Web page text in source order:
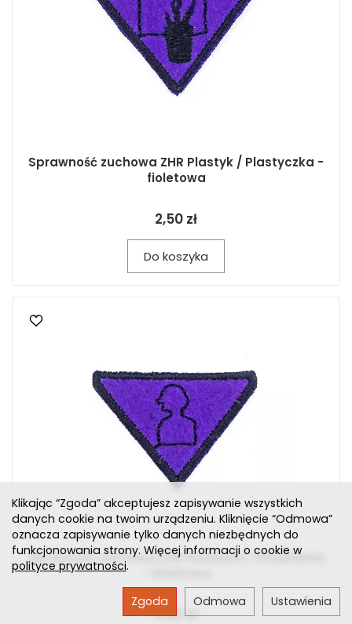
Sprawność zuchowa ZHR Plastyk / Plastyczka -
fioletowa
2,50 zł
Do koszyka
Sprawność zuchowa ZHR Rzeźbiarz / Rzeźbiarka
2,50 zł
Klikając “Zgoda” akceptujesz zapisywanie wszystkich
danych cookie na twoim urządzeniu. Kliknięcie “Odmowa”
oznacza zapisywanie tylko danych niezbędnych do
funkcjonowania strony. Więcej informacji o cookie w
polityce prywatności.
Ustawienia
Odmowa
Zgoda